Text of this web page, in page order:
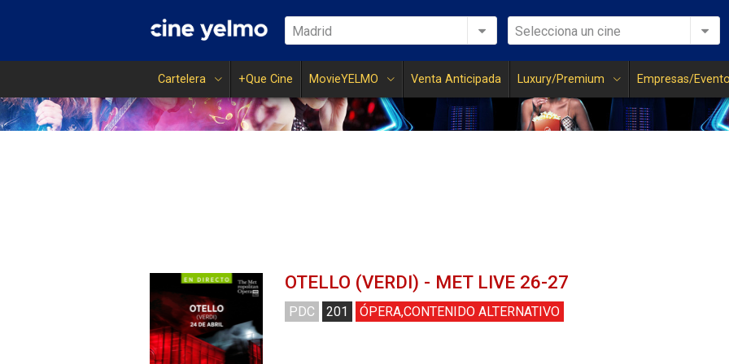
Madrid Selecciona un cine
Cartelera +Que Cine MovieYELMO Venta Anticipada Luxury/Premium Empresas/
OTELLO (VERDI) - MET LIVE 26-27
PDC 201 ÓPERA,CONTENIDO ALTERNATIVO